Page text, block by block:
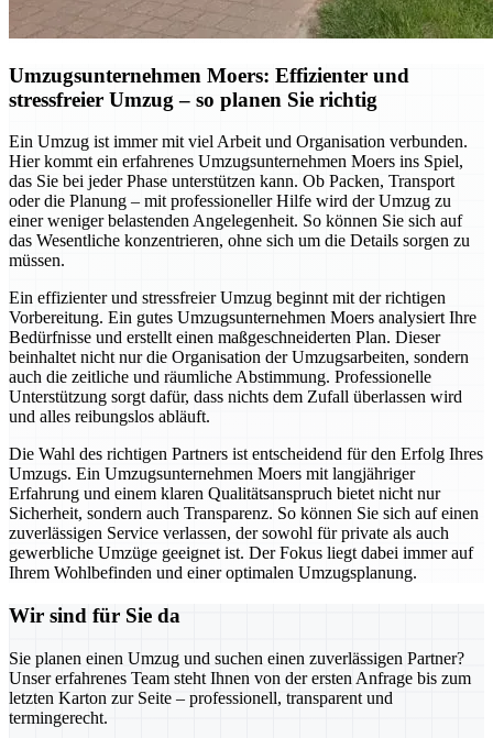
Umzugsunternehmen Moers: Effizienter und
stressfreier Umzug – so planen Sie richtig
Ein Umzug ist immer mit viel Arbeit und Organisation verbunden.
Hier kommt ein erfahrenes Umzugsunternehmen Moers ins Spiel,
das Sie bei jeder Phase unterstützen kann. Ob Packen, Transport
oder die Planung – mit professioneller Hilfe wird der Umzug zu
einer weniger belastenden Angelegenheit. So können Sie sich auf
das Wesentliche konzentrieren, ohne sich um die Details sorgen zu
müssen.
Ein effizienter und stressfreier Umzug beginnt mit der richtigen
Vorbereitung. Ein gutes Umzugsunternehmen Moers analysiert Ihre
Bedürfnisse und erstellt einen maßgeschneiderten Plan. Dieser
beinhaltet nicht nur die Organisation der Umzugsarbeiten, sondern
auch die zeitliche und räumliche Abstimmung. Professionelle
Unterstützung sorgt dafür, dass nichts dem Zufall überlassen wird
und alles reibungslos abläuft.
Die Wahl des richtigen Partners ist entscheidend für den Erfolg Ihres
Umzugs. Ein Umzugsunternehmen Moers mit langjähriger
Erfahrung und einem klaren Qualitätsanspruch bietet nicht nur
Sicherheit, sondern auch Transparenz. So können Sie sich auf einen
zuverlässigen Service verlassen, der sowohl für private als auch
gewerbliche Umzüge geeignet ist. Der Fokus liegt dabei immer auf
Ihrem Wohlbefinden und einer optimalen Umzugsplanung.
Wir sind für Sie da
Sie planen einen Umzug und suchen einen zuverlässigen Partner?
Unser erfahrenes Team steht Ihnen von der ersten Anfrage bis zum
letzten Karton zur Seite – professionell, transparent und
termingerecht.